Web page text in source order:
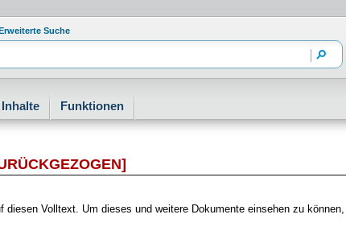
Suche
Funktionen
diesen Volltext. Um dieses und weitere Dokumente einsehen zu